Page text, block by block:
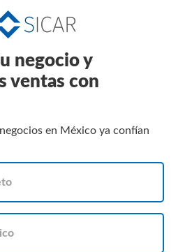
negocio y
ventas con
en México ya confían